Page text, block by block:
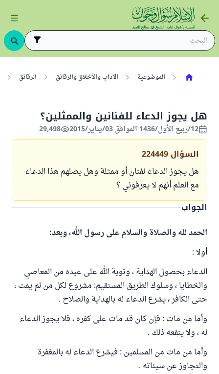
الموضوعية الآداب والأخلاق والرقائق الرقائق
هل يجوز الدعاء للفنانين والممثلين؟
12/ربيع الأول/1436 الموافق 03/يناير/2015 29,498
السؤال 224449
هل يجوز الدعاء لفنان أو ممثلة وهل يصلهم هذا الدعاء
مع العلم أنهم لا يعرفوني ؟
الجواب
الحمد لله والصلاة والسلام على رسول الله، وبعد:
أولا :
الدعاء بحصول الهداية ، وتوبة الله على عبده من المعاصي
والخطايا ، وسلوك الطريق المستقيم: مشروع لكل من لم يمت ،
حتى الكافر ، يشرع الدعاء له بالهداية والصلاح .
وأما من مات : فإن كان قد مات على كفره ، فلا يجوز الدعاء
له ، ولا ينفعه ذلك .
وأما من مات من المسلمين : فيشرع الدعاء له بالمغفرة
والتجاوز عن سيئاته .